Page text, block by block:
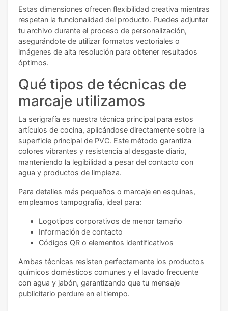
Estas dimensiones ofrecen flexibilidad creativa mientras
respetan la funcionalidad del producto. Puedes adjuntar
tu archivo durante el proceso de personalización,
asegurándote de utilizar formatos vectoriales o
imágenes de alta resolución para obtener resultados
óptimos.
Qué tipos de técnicas de
marcaje utilizamos
La serigrafía es nuestra técnica principal para estos
artículos de cocina, aplicándose directamente sobre la
superficie principal de PVC. Este método garantiza
colores vibrantes y resistencia al desgaste diario,
manteniendo la legibilidad a pesar del contacto con
agua y productos de limpieza.
Para detalles más pequeños o marcaje en esquinas,
empleamos tampografía, ideal para:
Logotipos corporativos de menor tamaño
Información de contacto
Códigos QR o elementos identificativos
Ambas técnicas resisten perfectamente los productos
químicos domésticos comunes y el lavado frecuente
con agua y jabón, garantizando que tu mensaje
publicitario perdure en el tiempo.